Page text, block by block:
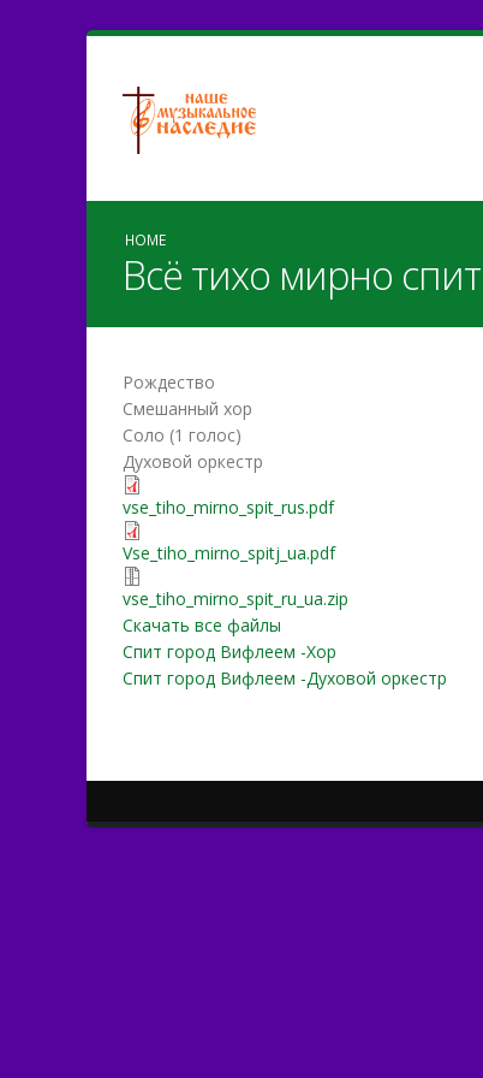
HOME
Всё тихо мирно
Рождество
Смешанный хор
Соло (1 голос)
Духовой оркестр
vse_tiho_mirno_spit_rus.pdf
Vse_tiho_mirno_spitj_ua.pdf
vse_tiho_mirno_spit_ru_ua.zip
Скачать все файлы
Спит город Вифлеем -Хор
Спит город Вифлеем -Духовой оркестр